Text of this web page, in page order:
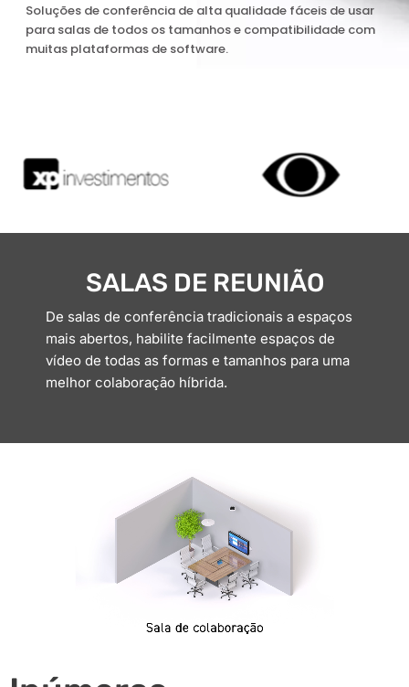
Soluções de conferência de alta qualidade fáceis de usar
para salas de todos os tamanhos e compatibilidade com
muitas plataformas de software.
SALAS DE REUNIÃO
De salas de conferência tradicionais a espaços
mais abertos, habilite facilmente espaços de
vídeo de todas as formas e tamanhos para uma
melhor colaboração híbrida.